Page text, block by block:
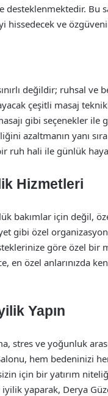
Bu
hissedecek ve
değildir; ruhsal ve
çeşitli masaj
gibi seçenekler
azaltmanın yanı
ruh hali ile günlük
Hizmetleri
bakımlar için değil,
gibi özel
göre özel bir
en özel anlarınızda
Yapın
stres ve yoğunluk
hem bedeninizi
için bir yatırım
yaparak, Derya